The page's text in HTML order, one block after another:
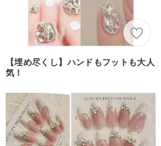
【埋め尽くし】ハンドもフットも大人
気！